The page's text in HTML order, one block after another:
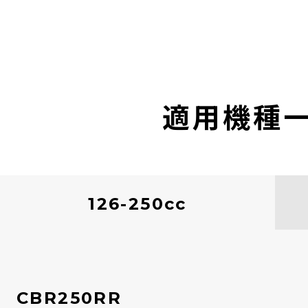
適用機種
126-250cc
CBR250RR